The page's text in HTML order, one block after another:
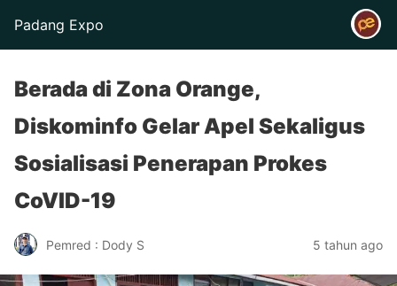
Padang Expo
Berada di Zona Orange,
Diskominfo Gelar Apel Sekaligus
Sosialisasi Penerapan Prokes
CoVID-19
Pemred : Dody S 5 tahun ago